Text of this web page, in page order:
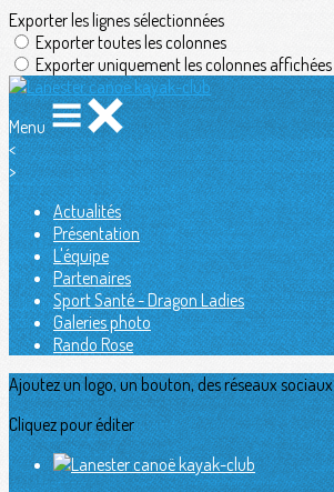
Exporter les lignes sélectionnées
Exporter toutes les colonnes
Exporter uniquement les colonnes affichées
Menu
<
>
Actualités
Présentation
L'équipe
Partenaires
Sport Santé - Dragon Ladies
Galeries photo
Rando Rose
Ajoutez un logo, un bouton, des réseaux sociaux
Cliquez pour éditer